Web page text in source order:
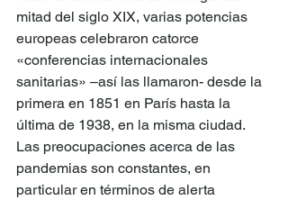
mitad del siglo XIX, varias potencias
europeas celebraron catorce
«conferencias internacionales
sanitarias» –así las llamaron- desde la
primera en 1851 en París hasta la
última de 1938, en la misma ciudad.
Las preocupaciones acerca de las
pandemias son constantes, en
particular en términos de alerta